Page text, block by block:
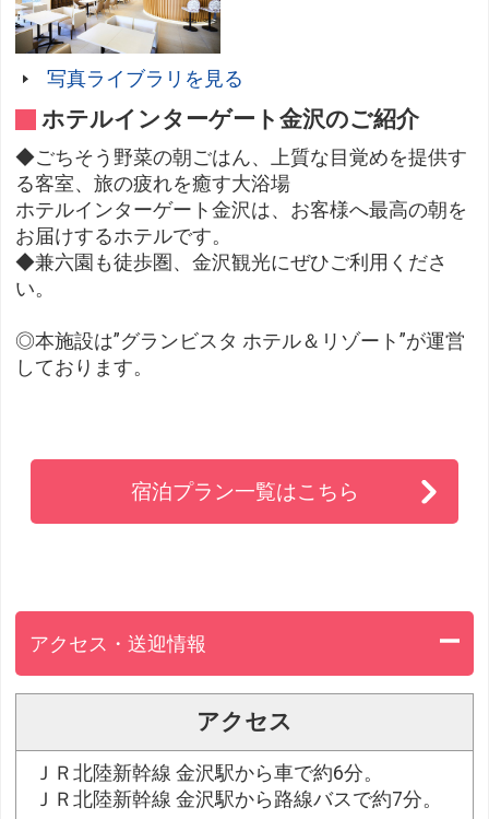
写真ライブラリを見る
ホテルインターゲート金沢のご紹介
◆ごちそう野菜の朝ごはん、上質な目覚めを提供す
る客室、旅の疲れを癒す大浴場
ホテルインターゲート金沢は、お客様へ最高の朝を
お届けするホテルです。
◆兼六園も徒歩圏、金沢観光にぜひご利用くださ
い。
◎本施設は”グランビスタ ホテル＆リゾート”が運営
しております。
宿泊プラン一覧はこちら
アクセス・送迎情報
アクセス
ＪＲ北陸新幹線 金沢駅から車で約6分。
ＪＲ北陸新幹線 金沢駅から路線バスで約7分。